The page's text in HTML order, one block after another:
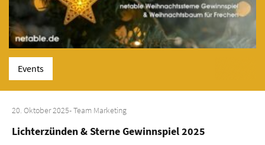
Events
20. Oktober 2025- Team Marketing
Lichterzünden & Sterne Gewinnspiel 2025